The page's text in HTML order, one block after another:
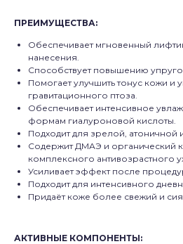
ПРЕИМУЩЕСТВА:
Обеспечивает мгновенный
нанесения.
Способствует повышению
Помогает улучшить тонус кожи и
гравитационного птоза.
Обеспечивает интенсивное
формам гиалуроновой кислоты.
Подходит для зрелой, атоничной
Содержит ДМАЭ и органический
комплексного антивозрастного
Усиливает эффект после
Подходит для интенсивного
Придаёт коже более свежий и
АКТИВНЫЕ КОМПОНЕНТЫ: